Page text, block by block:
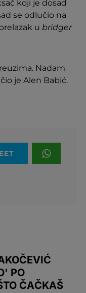
koji je dosad
se odlučio na
u bridger
Nadam
je Alen Babić.
PO
ČAČKAŠ